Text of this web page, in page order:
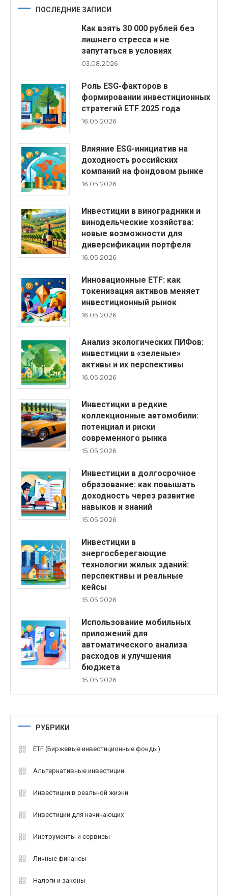
ПОСЛЕДНИЕ ЗАПИСИ
Как взять 30 000 рублей без
лишнего стресса и не
запутаться в условиях
03.08.2026
Роль ESG-факторов в
формировании инвестиционных
стратегий ETF 2025 года
16.05.2026
Влияние ESG-инициатив на
доходность российских
компаний на фондовом рынке
16.05.2026
Инвестиции в виноградники и
винодельческие хозяйства:
новые возможности для
диверсификации портфеля
16.05.2026
Инновационные ETF: как
токенизация активов меняет
инвестиционный рынок
16.05.2026
Анализ экологических ПИФов:
инвестиции в «зеленые»
активы и их перспективы
16.05.2026
Инвестиции в редкие
коллекционные автомобили:
потенциал и риски
современного рынка
15.05.2026
Инвестиции в долгосрочное
образование: как повышать
доходность через развитие
навыков и знаний
15.05.2026
Инвестиции в
энергосберегающие
технологии жилых зданий:
перспективы и реальные
кейсы
15.05.2026
Использование мобильных
приложений для
автоматического анализа
расходов и улучшения
бюджета
15.05.2026
РУБРИКИ
ETF (Биржевые инвестиционные фонды)
Альтернативные инвестиции
Инвестиции в реальной жизни
Инвестиции для начинающих
Инструменты и сервисы
Личные финансы
Налоги и законы